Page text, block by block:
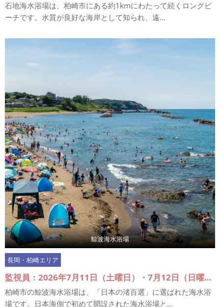
石地海水浴場は、柏崎市にある約1kmにわたって続くロングビ
ーチです。水質が良好な海岸として知られ、遠...
鯨波海水浴場
長岡・柏崎エリア
監視員：2026年7月11日（土曜日）・7月12日（日曜日）、7月18日（土曜日）～7月20日（月曜日）、7月25日（土曜日）・7月26日（日曜日）、8月1日（土曜日）・8月2日（日曜日）、8月6日（土曜日）～8月16日（日曜日）
柏崎市の鯨波海水浴場は、「日本の渚百選」に選ばれた海水浴
場です。日本海側で初めて開設された海水浴場と...